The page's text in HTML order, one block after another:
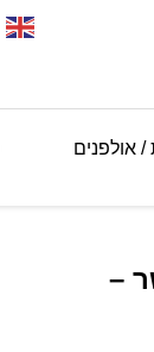
/ אולפנים
–